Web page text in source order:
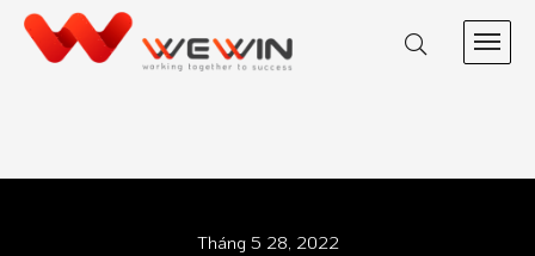
Tháng 5 28, 2022